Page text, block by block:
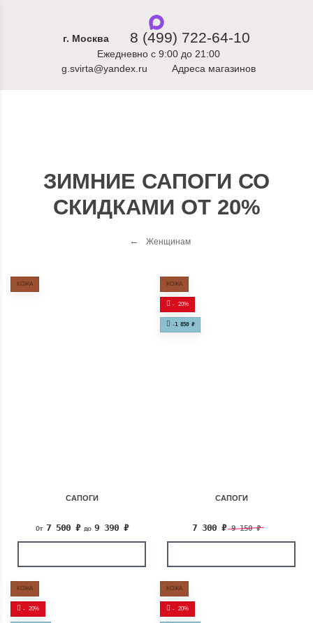
г. Москва 8 (499) 722-64-10
Ежедневно с 9:00 до 21:00
g.svirta@yandex.ru
Адреса магазинов
ЗИМНИЕ САПОГИ СО
СКИДКАМИ ОТ 20%
Женщинам
КОЖА
САПОГИ
От 7 500 ₽до 9 390 ₽
КОЖА
- 20%
-1 850 ₽
САПОГИ
7 300 ₽ 9 150₽
КОЖА
- 20%
КОЖА
- 20%